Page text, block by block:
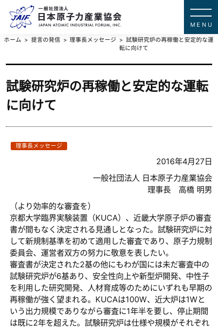
ホーム 提言の発信 理事長メッセージ
試験研究炉の再稼働と安定的な運
転に向けて
試験研究炉の再稼働と安定的な運転
に向けて
理事長メッセージ
2016年4月27日
一般社団法人 日本原子力産業協会
理事長 高橋 明男
（より効率的な審査を）
京都大学臨界実験装置（KUCA）、近畿大学原子炉の審査
書が間もなく決定される見通しとなった。試験研究炉に対
して新規制基準を初めて適用した審査であり、原子力規制
委員会、運営者双方の努力に敬意を表したい。
審査書が決定された2基の他にもわが国には未だ審査中の
試験研究炉が6基あり、安全性向上や新型炉開発、中性子
を利用した研究開発、人材育成等のためにいずれも早期の
再稼働が強く望まれる。KUCAは100W、近大炉は1Wと
いう出力規模でありながら審査に1年半を要し、停止期間
は既に2年を超えた。試験研究炉は仕様や規模がそれぞれ